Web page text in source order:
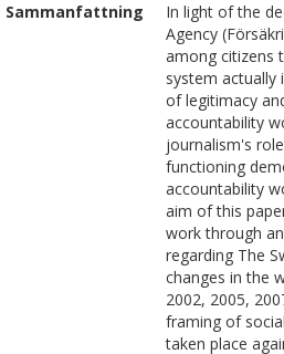
Sammanfattning
In light of the
Agency
among citizens
system actually
of legitimacy
accountability
journalism's
functioning
accountability
aim of this
work through
regarding The
changes in the
2002, 2005,
framing of
taken place